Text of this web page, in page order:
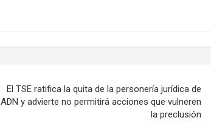
El TSE ratifica la quita de la personería jurídica de
ADN y advierte no permitirá acciones que vulneren
la preclusión